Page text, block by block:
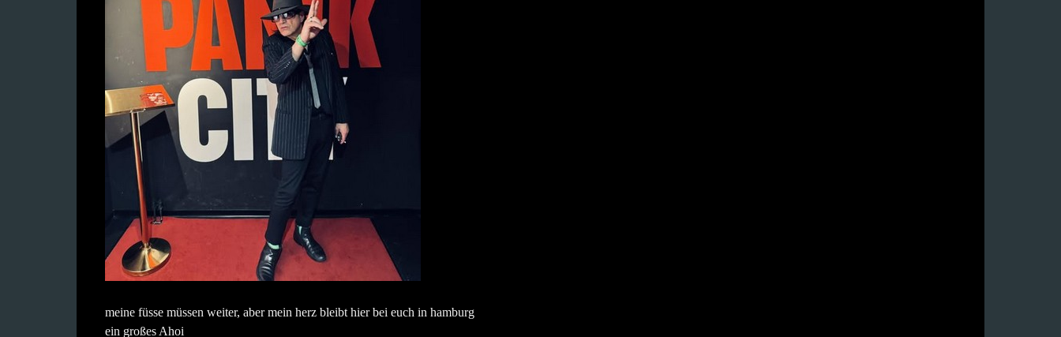
meine füsse müssen weiter, aber mein herz bleibt hier bei euch in hamburg
ein großes Ahoi